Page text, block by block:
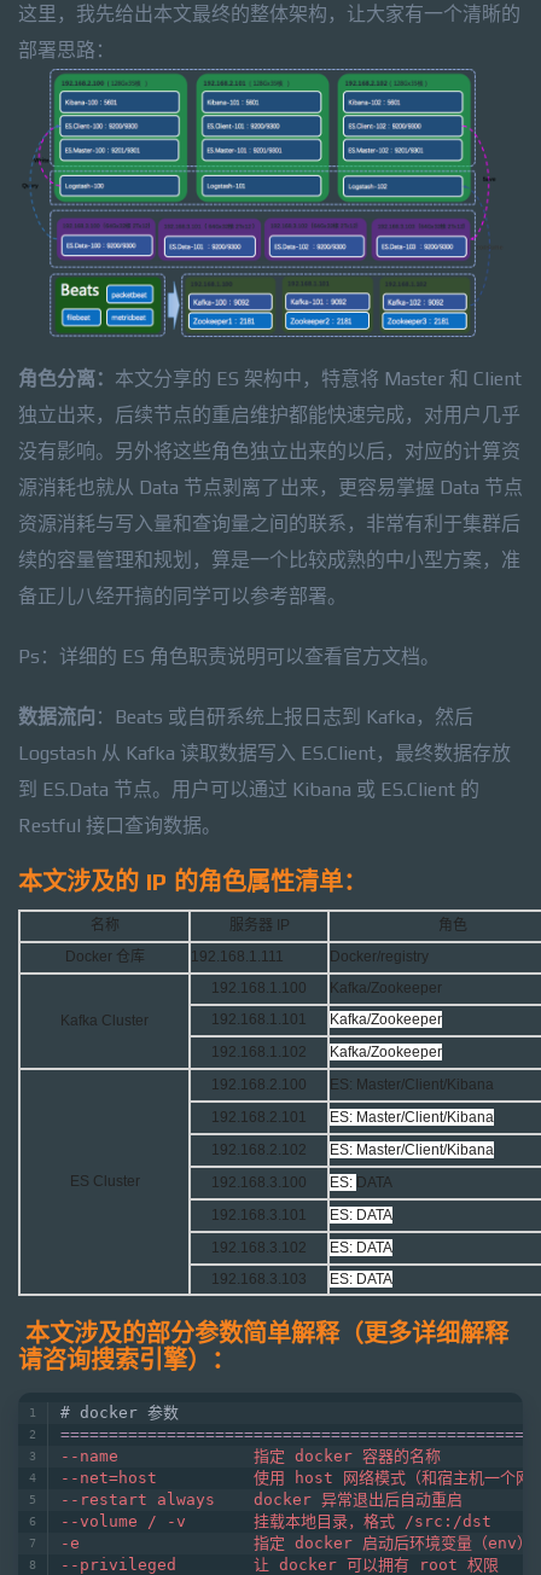
这里，我先给出本文最终的整体架构，让大家有一个清晰的
部署思路：
角色分离： 本文分享的 ES 架构中，特意将 Master 和 Client
独立出来，后续节点的重启维护都能快速完成，对用户几乎
没有影响。另外将这些角色独立出来的以后，对应的计算资
源消耗也就从 Data 节点剥离了出来，更容易掌握 Data 节点
资源消耗与写入量和查询量之间的联系，非常有利于集群后
续的容量管理和规划，算是一个比较成熟的中小型方案，准
备正儿八经开搞的同学可以参考部署。
Ps：详细的 ES 角色职责说明可以查看官方文档。
数据流向 ：Beats 或自研系统上报日志到 Kafka，然后
Logstash 从 Kafka 读取数据写入 ES.Client，最终数据存放
到 ES.Data 节点。用户可以通过 Kibana 或 ES.Client 的
Restful 接口查询数据。
本文涉及的 IP 的角色属性清单：
名称 服务器 IP
角色
Docker 仓库
192.168.1.111 Docker/registry
Kafka Cluster
192.168.1.100
Kafka/Zookeeper
192.168.1.101
Kafka/Zookeeper
192.168.1.102
Kafka/Zookeeper
ES Cluster
192.168.2.100
ES: Master/Client/Kibana
192.168.2.101
ES: Master/Client/Kibana
192.168.2.102
ES: Master/Client/Kibana
192.168.3.100
ES: DATA
192.168.3.101
ES: DATA
192.168.3.102
ES: DATA
192.168.3.103
ES: DATA
本文涉及的部分参数简单解释（更多详细解释
请咨询搜索引擎）：
# docker 参数
--name              指定 docker 容器的名称
--net=host          使用 host 网络模式（和宿主机一个网
--restart always    docker 异常退出后自动重启
--volume / -v       挂载本地目录，格式 /src:/dst
-e                  指定 docker 启动后环境变量（env）
--privileged        让 docker 可以拥有 root 权限